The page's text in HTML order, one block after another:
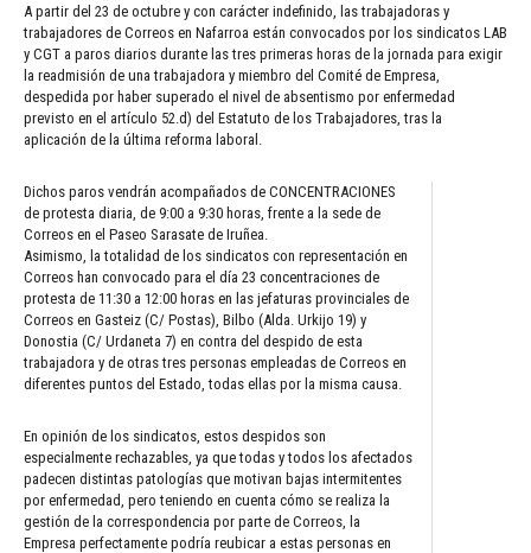
A partir del 23 de octubre y con carácter indefinido, las trabajadoras y
trabajadores de Correos en Nafarroa están convocados por los sindicatos LAB
y CGT a paros diarios durante las tres primeras horas de la jornada para exigir
la readmisión de una trabajadora y miembro del Comité de Empresa,
despedida por haber superado el nivel de absentismo por enfermedad
previsto en el artículo 52.d) del Estatuto de los Trabajadores, tras la
aplicación de la última reforma laboral.
Dichos paros vendrán acompañados de CONCENTRACIONES
de protesta diaria, de 9:00 a 9:30 horas, frente a la sede de
Correos en el Paseo Sarasate de Iruñea.
Asimismo, la totalidad de los sindicatos con representación en
Correos han convocado para el día 23 concentraciones de
protesta de 11:30 a 12:00 horas en las jefaturas provinciales de
Correos en Gasteiz (C/ Postas), Bilbo (Alda. Urkijo 19) y
Donostia (C/ Urdaneta 7) en contra del despido de esta
trabajadora y de otras tres personas empleadas de Correos en
diferentes puntos del Estado, todas ellas por la misma causa.
En opinión de los sindicatos, estos despidos son
especialmente rechazables, ya que todas y todos los afectados
padecen distintas patologías que motivan bajas intermitentes
por enfermedad, pero teniendo en cuenta cómo se realiza la
gestión de la correspondencia por parte de Correos, la
Empresa perfectamente podría reubicar a estas personas en